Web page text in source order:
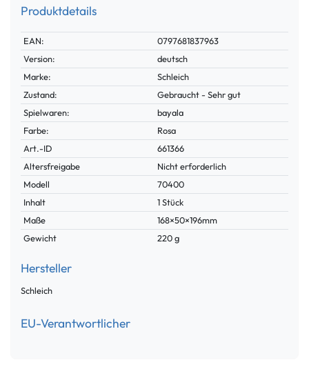
Produktdetails
Technisches
Merkmal
Wert
EAN:
0797681837963
Version:
deutsch
Marke:
Schleich
Zustand:
Gebraucht - Sehr gut
Spielwaren:
bayala
Farbe:
Rosa
Technisches
Merkmal
Wert
Art.-ID
661366
Altersfreigabe
Nicht erforderlich
Modell
70400
Inhalt
1 Stück
Maße
168×50×196mm
Gewicht
220 g
Hersteller
Schleich
EU-Verantwortlicher